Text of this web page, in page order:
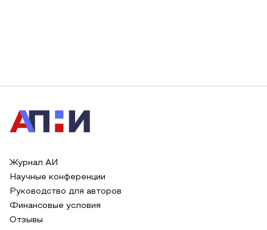
Журнал АИ
Научные конференции
Руководство для авторов
Финансовые условия
Отзывы